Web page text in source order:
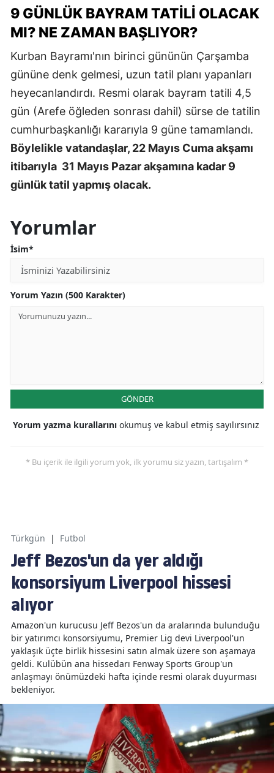
9 GÜNLÜK BAYRAM TATILI OLACAK
MI? NE ZAMAN BAŞLIYOR?
Kurban Bayramı'nın birinci gününün Çarşamba
gününe denk gelmesi, uzun tatil planı yapanları
heyecanlandırdı. Resmi olarak bayram tatili 4,5
gün (Arefe öğleden sonrası dahil) sürse de tatilin
cumhurbaşkanlığı kararıyla 9 güne tamamlandı.
Böylelikle vatandaşlar, 22 Mayıs Cuma akşamı
itibarıyla 31 Mayıs Pazar akşamına kadar 9
günlük tatil yapmış olacak.
Yorumlar
İsim*
Yorum Yazın (500 Karakter)
GÖNDER
Yorum yazma kurallarını okumuş ve kabul etmiş sayılırsınız
* Bu içerik ile ilgili yorum yok, ilk yorumu siz yazın, tartışalım *
Türkgün | Futbol
Jeff Bezos'un da yer aldığı
konsorsiyum Liverpool hissesi
alıyor
Amazon'un kurucusu Jeff Bezos'un da aralarında bulunduğu
bir yatırımcı konsorsiyumu, Premier Lig devi Liverpool'un
yaklaşık üçte birlik hissesini satın almak üzere son aşamaya
geldi. Kulübün ana hissedarı Fenway Sports Group'un
anlaşmayı önümüzdeki hafta içinde resmi olarak duyurması
bekleniyor.